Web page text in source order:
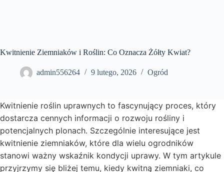
Kwitnienie Ziemniaków i Roślin: Co Oznacza Żółty Kwiat?
admin556264 9 lutego, 2026 Ogród
Kwitnienie roślin uprawnych to fascynujący proces, który
dostarcza cennych informacji o rozwoju rośliny i
potencjalnych plonach. Szczególnie interesujące jest
kwitnienie ziemniaków, które dla wielu ogrodników
stanowi ważny wskaźnik kondycji uprawy. W tym artykule
przyjrzymy się bliżej temu, kiedy kwitną ziemniaki, co